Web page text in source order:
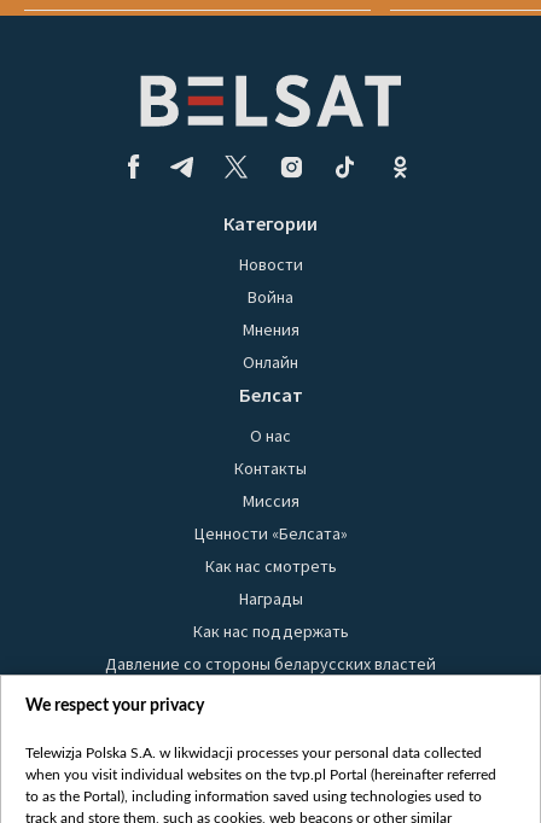
Категории
Новости
Война
Мнения
Онлайн
Белсат
О нас
Контакты
Миссия
Ценности «Белсата»
Как нас смотреть
Награды
Как нас поддержать
Давление со стороны беларусских властей
Правила использования материалов
Безопасность
Youtube
We respect your privacy
Telewizja Polska S.A. w likwidacji processes your personal data collected
when you visit individual websites on the tvp.pl Portal (hereinafter referred
to as the Portal), including information saved using technologies used to
track and store them, such as cookies, web beacons or other similar